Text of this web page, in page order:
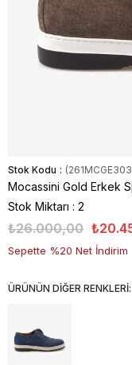
Stok Kodu
Mocassini Gold Erkek
Stok Miktarı : 2
₺26.000,00
Sepette %20 Net İndirim
ÜRÜNÜN DİĞER RENKLERİ: